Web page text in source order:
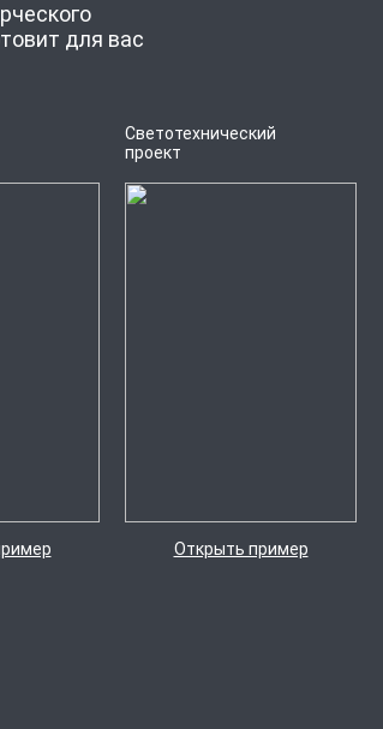
для вас
Светотехнический
проект
Открыть пример